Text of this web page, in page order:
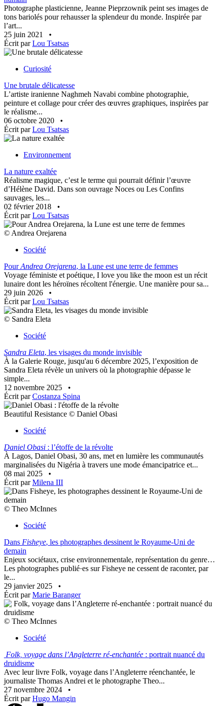
Photographe plasticienne, Jeanne Pieprzownik peint ses images de
tons bariolés pour rehausser la splendeur du monde. Inspirée par
l’art...
25 juin 2021
•
Écrit parLou Tsatsas
Curiosité
Une brutale délicatesse
L’artiste iranienne Naghmeh Navabi combine photographie,
peinture et collage pour créer des œuvres graphiques, inspirées par
le réalisme...
06 octobre 2020
•
Écrit parLou Tsatsas
Environnement
La nature exaltée
Réalisme magique, c’est le terme qui pourrait définir l’œuvre
d’Hélène David. Dans son ouvrage Noces ou Les Confins
sauvages, les...
02 février 2018
•
Écrit parLou Tsatsas
© Andrea Orejarena
Société
PourAndrea Orejarena, la Lune est une terre de femmes
Voyage féministe et poétique, I love you like the moon est un récit
lunaire dont les héroïnes récoltent l'énergie. Une manière pour sa...
29 juin 2026
•
Écrit parLou Tsatsas
© Sandra Eleta
Société
Sandra Eleta, les visages du monde invisible
À la Galerie Rouge, jusqu'au 6 décembre 2025, l’exposition de
Sandra Eleta révèle un univers où la photographie dépasse le
simple...
12 novembre 2025
•
Écrit parCostanza Spina
Beautiful Resistance © Daniel Obasi
Société
Daniel Obasi : l’étoffe de la révolte
À Lagos, Daniel Obasi, 30 ans, met en lumière les communautés
marginalisées du Nigéria à travers une mode émancipatrice et...
08 mai 2025
•
Écrit parMilena III
© Theo McInnes
Société
Dans Fisheye, les photographes dessinent le Royaume-Uni de
demain
Enjeux sociétaux, crise environnementale, représentation du genre…
Les photographes publié·es sur Fisheye ne cessent de raconter, par
le...
29 janvier 2025
•
Écrit parMarie Baranger
© Theo McInnes
Société
Folk, voyage dans l’Angleterre ré-enchantée : portrait nuancé du
druidisme
Avec leur livre Folk, voyage dans l’Angleterre réenchantée, le
journaliste Thomas Andrei et le photographe Theo...
27 novembre 2024
•
Écrit parHugo Mangin